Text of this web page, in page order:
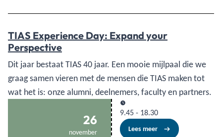
TIAS Experience Day: Expand your
Perspective
Dit jaar bestaat TIAS 40 jaar. Een mooie mijlpaal die we
graag samen vieren met de mensen die TIAS maken tot
wat het is: onze alumni, deelnemers, faculty en partners.
26
november
9.45 - 18.30
Lees meer